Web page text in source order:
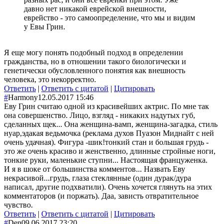
давно нет никакой еврейской внешности,
еврейство - это самоопределение, что мы и видим
у Евы Грин.
Я еще могу понять подобный подход в определении
гражданства, но в отношении такого биологически и
генетически обусловленного понятия как внешность
человека, это некорректно.
Ответить | Ответить с цитатой | Цитировать
#Harmony12.05.2017 15:46
Еву Грин считаю одной из красивейших актрис. По мне так
она совершенство. Лицо, взгляд - никаких надутых губ,
сделанных щек... Она женщина-вамп, женщина-загадка, стиль
нуар,эдакая ведьмочка (реклама духов Пуазон Миднайт с ней
очень удачная). Фигура -шик!тонкий стан и большая грудь -
это же очень красиво и женственно, длинные стройные ноги,
тонкие руки, маленькие ступни... Настоящая француженка.
И я в шоке от большинства комментов... Назвать Еву
некрасивой...грудь, глаза стеклянные (один дурак/дура
написал, другие подхватили). Очень хочется глянуть на этих
комментаторов (и поржать). Даа, зависть отвратительное
чувство.
Ответить | Ответить с цитатой | Цитировать